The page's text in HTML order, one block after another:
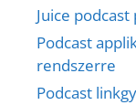
Juice
Podcast
rendszerre
Podcast